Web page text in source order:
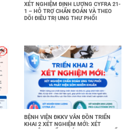
XÉT NGHIỆM ĐỊNH LƯỢNG CYFRA 21-
1 – HỖ TRỢ CHẨN ĐOÁN VÀ THEO
DÕI ĐIỀU TRỊ UNG THƯ PHỔI
BỆNH VIỆN ĐKKV VÂN ĐỒN TRIỂN
KHAI 2 XÉT NGHIỆM MỚI: XÉT